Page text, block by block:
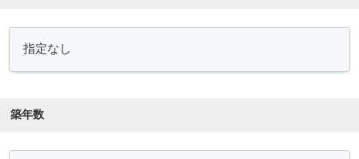
築年数